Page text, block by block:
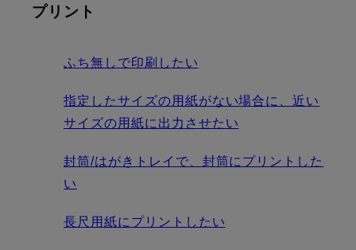
プリント
ふち無しで印刷したい
指定したサイズの用紙がない場合に、近い
サイズの用紙に出力させたい
封筒/はがきトレイで、封筒にプリントした
い
長尺用紙にプリントしたい